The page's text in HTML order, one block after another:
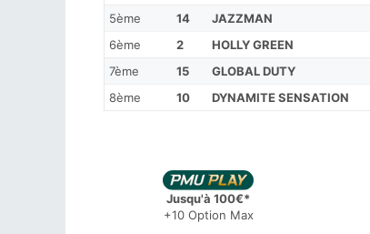
5ème
14 JAZZMAN
6ème
2 HOLLY GREEN
7ème
15 GLOBAL DUTY
8ème
10 DYNAMITE SENSATION
Jusqu'à 100€*
+10 Option Max